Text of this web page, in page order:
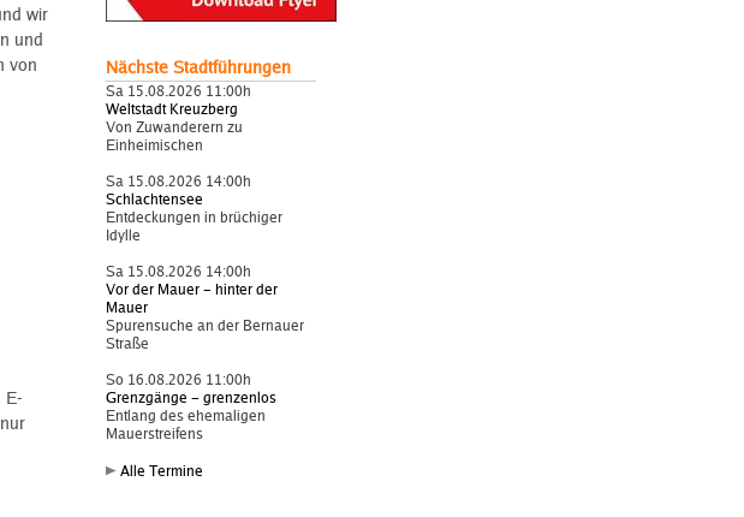
Nächste Stadtführungen
Sa 15.08.2026 11:00h
Weltstadt Kreuzberg
Von Zuwanderern zu
Einheimischen
Sa 15.08.2026 14:00h
Schlachtensee
Entdeckungen in brüchiger
Idylle
Sa 15.08.2026 14:00h
Vor der Mauer – hinter der
Mauer
Spurensuche an der Bernauer
Straße
So 16.08.2026 11:00h
Grenzgänge – grenzenlos
Entlang des ehemaligen
Mauerstreifens
Alle Termine
wir
und
von
E-